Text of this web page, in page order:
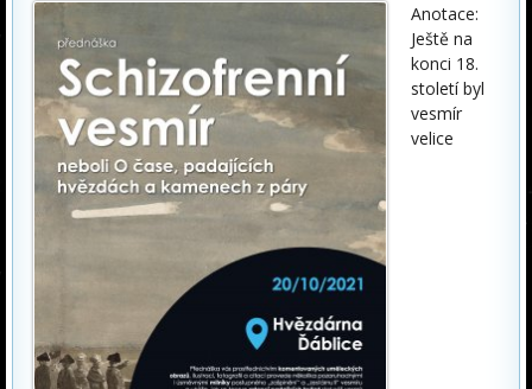
Anotace:
Ještě na
konci 18.
století byl
vesmír
velice